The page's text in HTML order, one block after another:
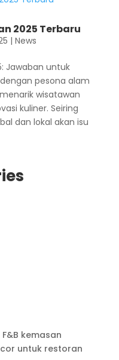
2025 Terbaru
| News
Jawaban untuk
dengan pesona alam
wisatawan
kuliner. Seiring
dan lokal akan isu